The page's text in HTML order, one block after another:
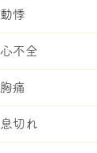
動悸
心不全
胸痛
息切れ